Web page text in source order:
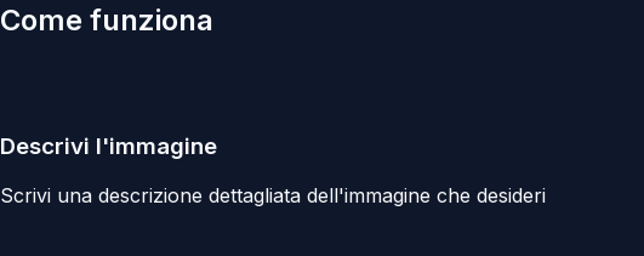
Come funziona
Descrivi l'immagine
Scrivi una descrizione dettagliata dell'immagine che desideri